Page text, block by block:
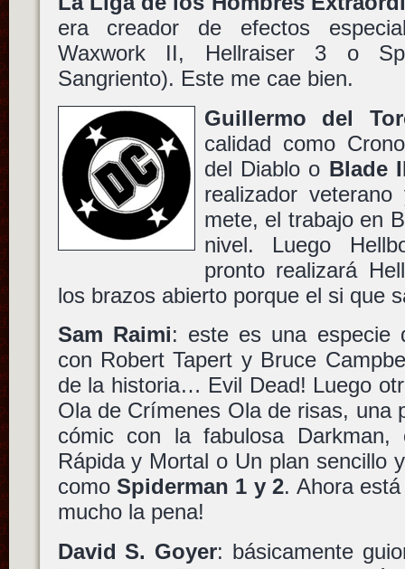
era creador de efectos
Waxwork II, Hellraiser 3 o
Sangriento). Este me cae bien.
Guillermo del
calidad como
del Diablo o Blade
realizador
mete, el trabajo en
nivel. Luego
pronto realizará
los brazos abierto porque el si que
Sam Raimi: este es una especie
con Robert Tapert y Bruce
de la historia… Evil Dead! Luego
Ola de Crímenes Ola de risas, una
cómic con la fabulosa Darkman,
Rápida y Mortal o Un plan sencillo
como Spiderman 1 y 2. Ahora
mucho la pena!
David S. Goyer: básicamente